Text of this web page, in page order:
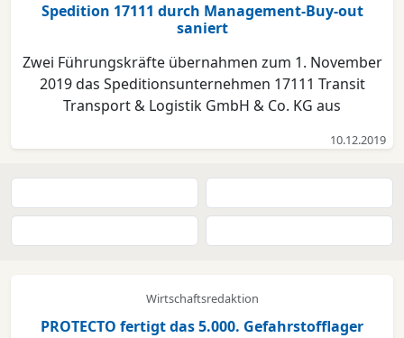
Spedition 17111 durch Management-Buy-out
saniert
Zwei Führungskräfte übernahmen zum 1. November
2019 das Speditionsunternehmen 17111 Transit
Transport & Logistik GmbH & Co. KG aus
Management-Buy-outs (MBO) im Zuge einer10.12.2019
Wirtschaftsredaktion
PROTECTO fertigt das 5.000. Gefahrstofflager